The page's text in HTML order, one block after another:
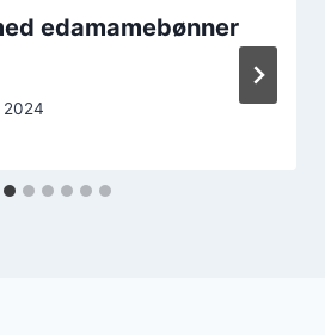
edamamebønner
2024